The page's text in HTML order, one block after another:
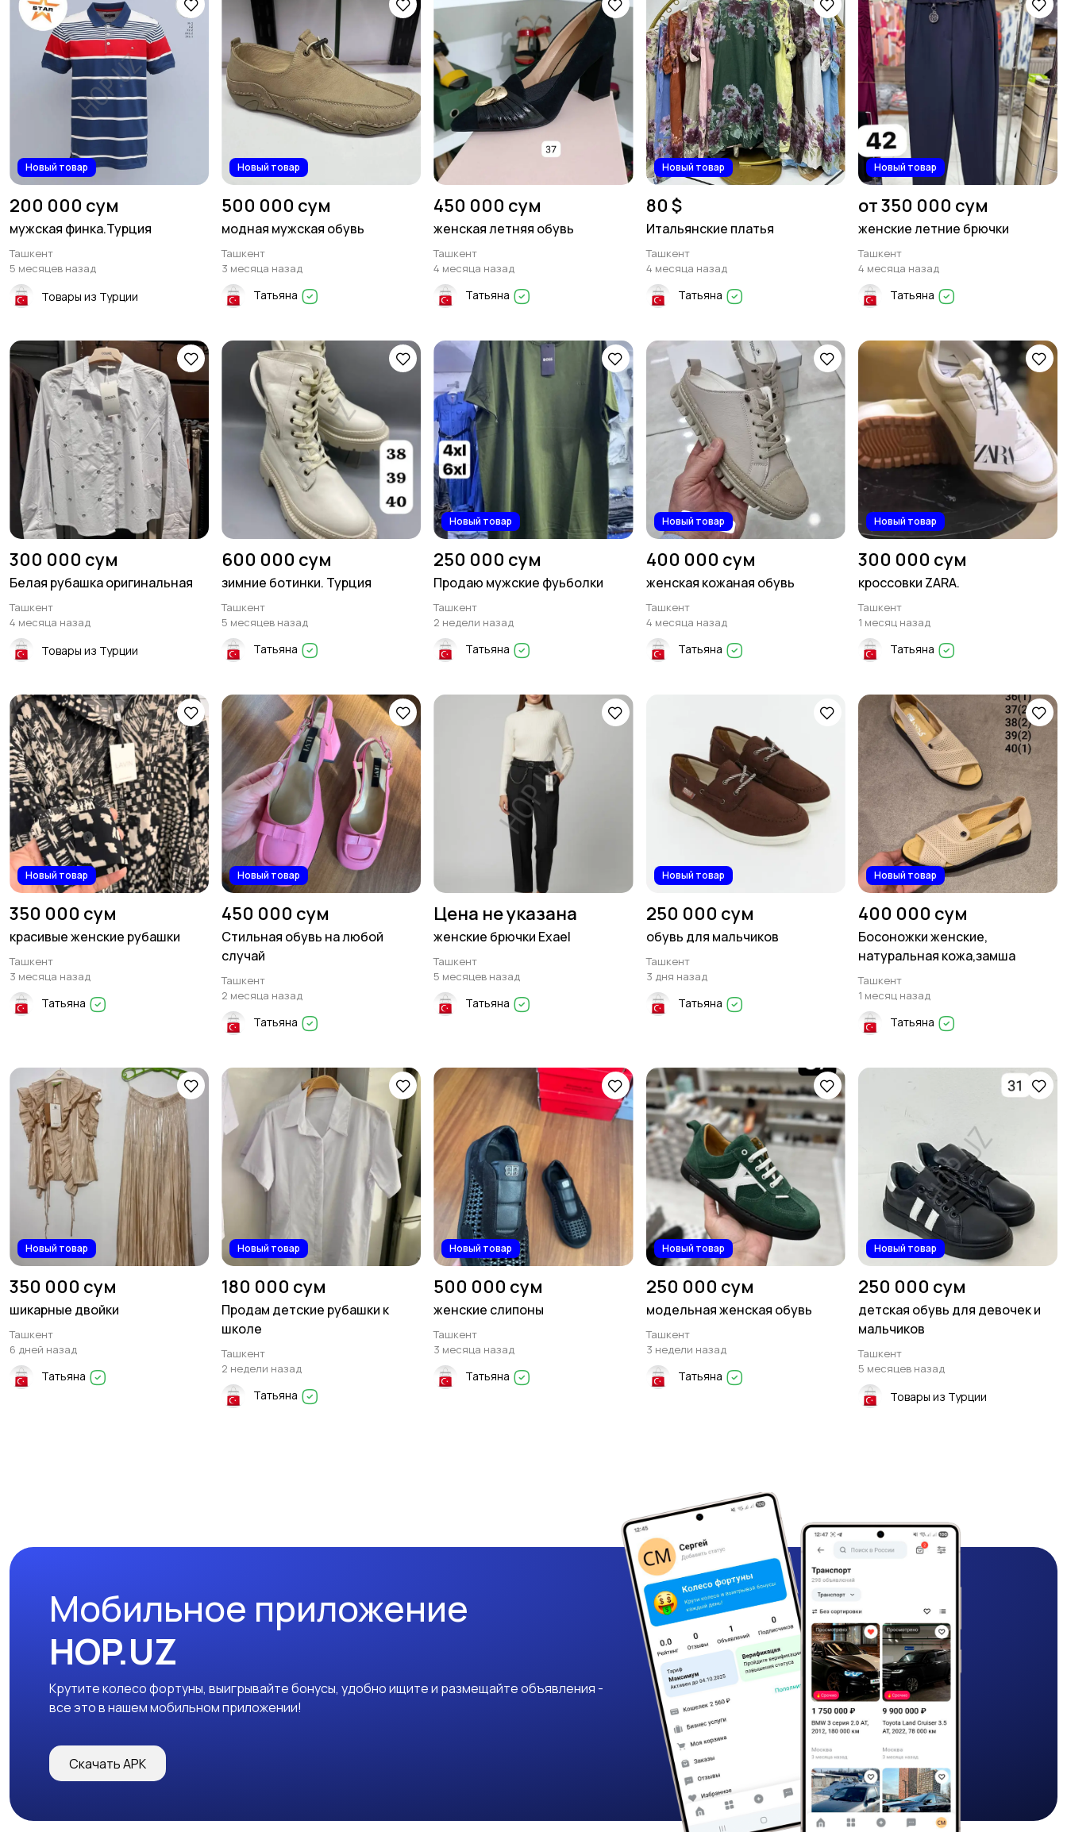
Новый товар
200 000 сум
мужская финка.Турция
Ташкент
5 месяцев назад
Товары из Турции
Новый товар
500 000 сум
модная мужская обувь
Ташкент
3 месяца назад
Татьяна
450 000 сум
женская летняя обувь
Ташкент
4 месяца назад
Татьяна
Новый товар
80 $
Итальянские платья
Ташкент
4 месяца назад
Татьяна
Новый товар
от 350 000 сум
женские летние брючки
Ташкент
4 месяца назад
Татьяна
300 000 сум
Белая рубашка оригинальная
Ташкент
4 месяца назад
Товары из Турции
600 000 сум
зимние ботинки. Турция
Ташкент
5 месяцев назад
Татьяна
Новый товар
250 000 сум
Продаю мужские фуьболки
Ташкент
2 недели назад
Татьяна
Новый товар
400 000 сум
женская кожаная обувь
Ташкент
4 месяца назад
Татьяна
Новый товар
300 000 сум
кроссовки ZARA.
Ташкент
1 месяц назад
Татьяна
Новый товар
350 000 сум
красивые женские рубашки
Ташкент
3 месяца назад
Татьяна
Новый товар
450 000 сум
Стильная обувь на любой
случай
Ташкент
2 месяца назад
Татьяна
Цена не указана
женские брючки Exael
Ташкент
5 месяцев назад
Татьяна
Новый товар
250 000 сум
обувь для мальчиков
Ташкент
3 дня назад
Татьяна
Новый товар
400 000 сум
Босоножки женские,
натуральная кожа,замша
Ташкент
1 месяц назад
Татьяна
Новый товар
350 000 сум
шикарные двойки
Ташкент
6 дней назад
Татьяна
Новый товар
180 000 сум
Продам детские рубашки к
школе
Ташкент
2 недели назад
Татьяна
Новый товар
500 000 сум
женские слипоны
Ташкент
3 месяца назад
Татьяна
Новый товар
250 000 сум
модельная женская обувь
Ташкент
3 недели назад
Татьяна
Новый товар
250 000 сум
детская обувь для девочек и
мальчиков
Ташкент
5 месяцев назад
Товары из Турции
Мобильное приложение
HOP.UZ
Крутите колесо фортуны, выигрывайте бонусы, удобно ищите и размещайте объявления -
все это в нашем мобильном приложении!
Скачать APK